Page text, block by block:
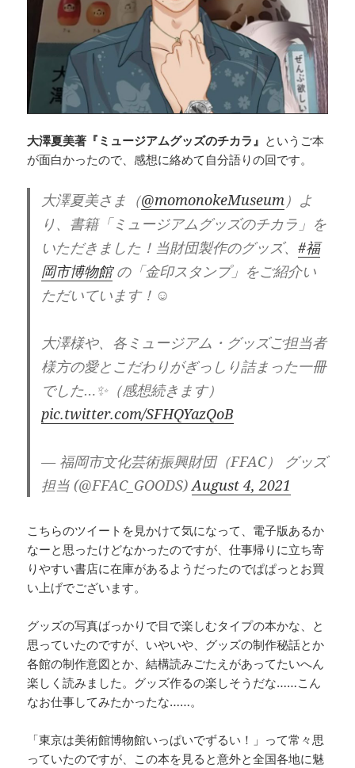
大澤夏美著『ミュージアムグッズのチカラ』 というご本
が面白かったので、感想に絡めて自分語りの回です。
大澤夏美さま（@momonokeMuseum）よ
り、書籍「ミュージアムグッズのチカラ」を
いただきました！当財団製作のグッズ、#福
岡市博物館の「金印スタンプ」をご紹介い
ただいています！☺️
大澤様や、各ミュージアム・グッズご担当者
様方の愛とこだわりがぎっしり詰まった一冊
でした…✨（感想続きます）
pic.twitter.com/SFHQYazQoB
— 福岡市文化芸術振興財団（FFAC） グッズ
担当 (@FFAC_GOODS)August 4, 2021
こちらのツイートを見かけて気になって、電子版あるか
なーと思ったけどなかったのですが、仕事帰りに立ち寄
りやすい書店に在庫があるようだったのでぱぱっとお買
い上げでございます。
グッズの写真ばっかりで目で楽しむタイプの本かな、と
思っていたのですが、いやいや、グッズの制作秘話とか
各館の制作意図とか、結構読みごたえがあってたいへん
楽しく読みました。グッズ作るの楽しそうだな……こん
なお仕事してみたかったな……。
「東京は美術館博物館いっぱいでずるい！」って常々思
っていたのですが、この本を見ると意外と全国各地に魅